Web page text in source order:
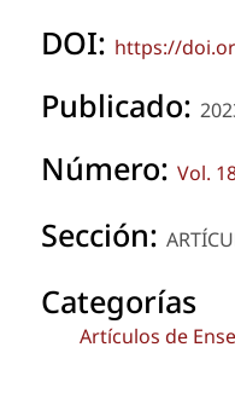
DOI: https://
Publicado:
Número: Vol.
Sección:
Categorías
Artículos de